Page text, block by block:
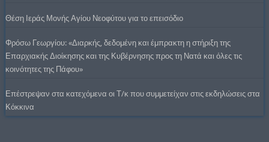
Θέση Ιεράς Μονής Αγίου Νεοφύτου για το επεισόδιο
Φρόσω Γεωργίου: «Διαρκής, δεδομένη και έμπρακτη η στήριξη της
Επαρχιακής Διοίκησης και της Κυβέρνησης προς τη Νατά και όλες τις
κοινότητες της Πάφου»
Επέστρεψαν στα κατεχόμενα οι Τ/κ που συμμετείχαν στις εκδηλώσεις στα
Κόκκινα